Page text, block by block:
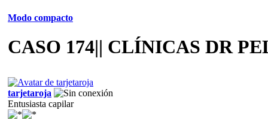
Modo compacto
CASO 174|| CLÍNICAS DR
tarjetaroja
Entusiasta capilar